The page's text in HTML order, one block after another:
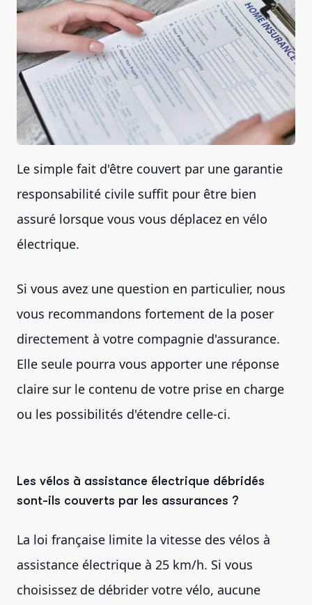
Le simple fait d'être couvert par une garantie
responsabilité civile suffit pour être bien
assuré lorsque vous vous déplacez en vélo
électrique.
Si vous avez une question en particulier, nous
vous recommandons fortement de la poser
directement à votre compagnie d'assurance.
Elle seule pourra vous apporter une réponse
claire sur le contenu de votre prise en charge
ou les possibilités d'étendre celle-ci.
Les vélos à assistance électrique débridés
sont-ils couverts par les assurances ?
La loi française limite la vitesse des vélos à
assistance électrique à 25 km/h. Si vous
choisissez de débrider votre vélo, aucune